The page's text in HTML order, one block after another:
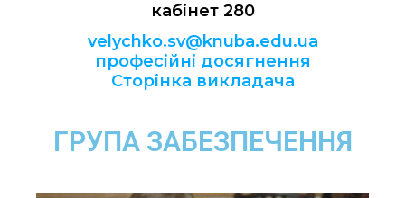
кабінет 280
velychko.sv@knuba.edu.ua
професійні досягнення
Сторінка викладача
ГРУПА ЗАБЕЗПЕЧЕННЯ